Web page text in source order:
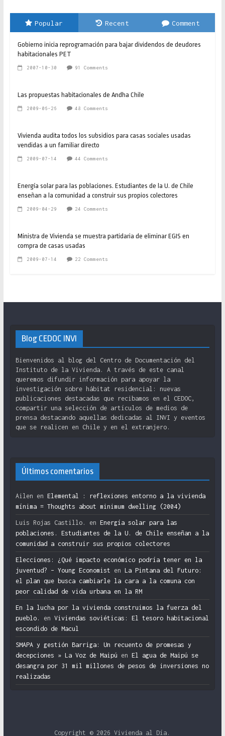
Popular Recent Comment
Gobierno inicia reprogramación para bajar dividendos de deudores
habitacionales PET
2007-10-30 91 Comments
Las propuestas habitacionales de Andha Chile
2009-06-26 48 Comments
Vivienda audita todos los subsidios para casas sociales usadas
vendidas a un familiar directo
2009-07-14 44 Comments
Energía solar para las poblaciones. Estudiantes de la U. de Chile
enseñan a la comunidad a construir sus propios colectores
2009-04-29 24 Comments
Ministra de Vivienda se muestra partidaria de eliminar EGIS en
compra de casas usadas
2009-07-14 22 Comments
Blog CEDOC INVI
Bienvenidos al blog del Centro de Documentación del
Instituto de la Vivienda. A través de este canal
queremos difundir información para apoyar la
investigación sobre hábitat residencial: nuevas
publicaciones destacadas que recibamos en el CEDOC,
compartir una selección de artículos de medios de
prensa destacando aquellas dedicadas al INVI y eventos
que se realicen en Chile y en el extranjero.
Últimos comentarios
Ailen en Elemental : reflexiones entorno a la vivienda
mínima = Thoughts about minimum dwelling (2004)
Luis Rojas Castillo. en Energía solar para las
poblaciones. Estudiantes de la U. de Chile enseñan a la
comunidad a construir sus propios colectores
Elecciones: ¿Qué impacto económico podría tener en la
juventud? – Young Economist en La Pintana del Futuro:
el plan que busca cambiarle la cara a la comuna con
peor calidad de vida urbana en la RM
En la lucha por la vivienda construimos la fuerza del
pueblo.
en Viviendas soviéticas: El tesoro habitacional
escondido de Macul
SMAPA y gestión Barriga: Un recuento de promesas y
decepciones » La Voz de Maipú en El agua de Maipú se
desangra por 31 mil millones de pesos de inversiones no
realizadas
Copyright © 2026Vivienda al Día .